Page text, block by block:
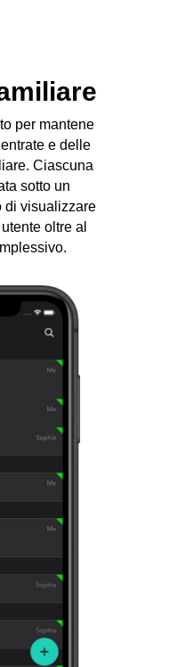
per mantene
e delle
Ciascuna
sotto un
di visualizzare
oltre al